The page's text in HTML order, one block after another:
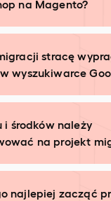
na Magento?
stracę
wyszukiwarce
i środków należy
na projekt
najlepiej zacząć